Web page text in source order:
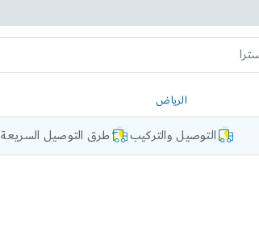
الرياض
طرق التوصيل السريعة التوصيل والتركيب